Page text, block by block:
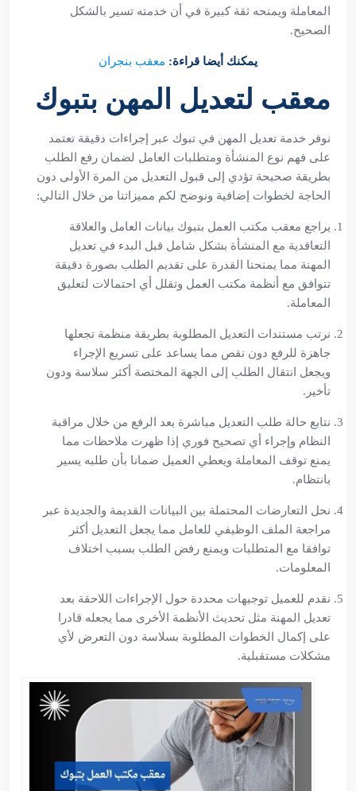
المعاملة ويمنحه ثقة كبيرة في أن خدمته تسير بالشكل
الصحيح.
يمكنك أيضا قراءة: معقب بنجران
معقب لتعديل المهن بتبوك
نوفر خدمة تعديل المهن في تبوك عبر إجراءات دقيقة تعتمد
على فهم نوع المنشأة ومتطلبات العامل لضمان رفع الطلب
بطريقة صحيحة تؤدي إلى قبول التعديل من المرة الأولى دون
الحاجة لخطوات إضافية ونوضح لكم مميزاتنا من خلال التالي:
يراجع معقب مكتب العمل بتبوك بيانات العامل والعلاقة
التعاقدية مع المنشأة بشكل شامل قبل البدء في تعديل
المهنة مما يمنحنا القدرة على تقديم الطلب بصورة دقيقة
تتوافق مع أنظمة مكتب العمل وتقلل أي احتمالات لتعليق
المعاملة.
نرتب مستندات التعديل المطلوبة بطريقة منظمة تجعلها
جاهزة للرفع دون نقص مما يساعد على تسريع الإجراء
ويجعل انتقال الطلب إلى الجهة المختصة أكثر سلاسة ودون
تأخير.
نتابع حالة طلب التعديل مباشرة بعد الرفع من خلال مراقبة
النظام وإجراء أي تصحيح فوري إذا ظهرت ملاحظات مما
يمنع توقف المعاملة ويعطي العميل ضمانا بأن طلبه يسير
بانتظام.
نحل التعارضات المحتملة بين البيانات القديمة والجديدة عبر
مراجعة الملف الوظيفي للعامل مما يجعل التعديل أكثر
توافقا مع المتطلبات ويمنع رفض الطلب بسبب اختلاف
المعلومات.
نقدم للعميل توجيهات محددة حول الإجراءات اللاحقة بعد
تعديل المهنة مثل تحديث الأنظمة الأخرى مما يجعله قادرا
على إكمال الخطوات المطلوبة بسلاسة دون التعرض لأي
مشكلات مستقبلية.